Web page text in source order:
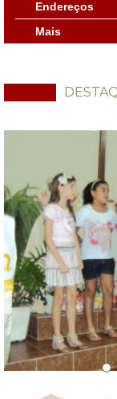
Endereços
Mais